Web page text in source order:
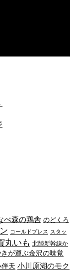
べ森の鶏舎 のどくろ
コールドプレス スタッ
丸いも 北陸新幹線か
が運ぶ金沢の味覚
伴天 小川原湖のモク